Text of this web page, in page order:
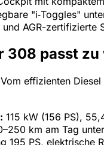
"i‑Toggles"
AGR-zertifizierte
308 passt zu
effizienten
115 kW (156 PS),
km am Tag
195 PS,